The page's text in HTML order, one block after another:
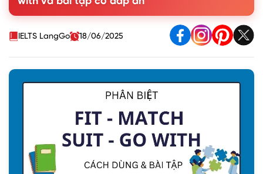
2. Phân biệt Match - Fit - Suit - Go with
3. Bài tập phân biệt Fit - Match - Suit - Go with
IELTS LangGo 18/06/2025